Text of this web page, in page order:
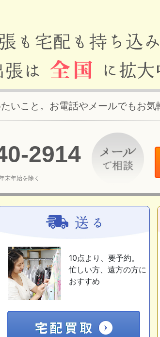
いこと。お電話やメールでもお気
-2914
年始を除く
10点より、要予約。
忙しい方、遠方の方に
おすすめ